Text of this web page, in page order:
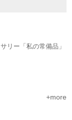
リー「私の常備品」
+more